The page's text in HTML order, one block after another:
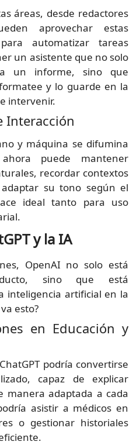
áreas, desde redactores
aprovechar estas
automatizar tareas
un asistente que no solo
un informe, sino que
y lo guarde en la
intervenir.
Interacción
y máquina se difumina
puede mantener
recordar contextos
su tono según el
ideal tanto para uso
y la IA
OpenAI no solo está
sino que está
inteligencia artificial en la
esto?
en Educación y
podría convertirse
capaz de explicar
manera adaptada a cada
asistir a médicos en
o gestionar historiales